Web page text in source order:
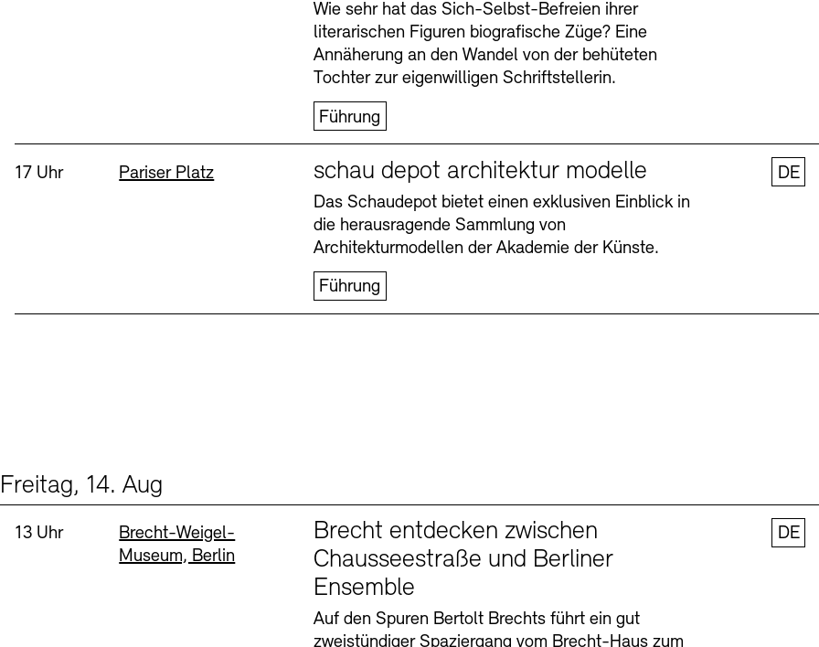
Wie sehr hat das Sich-Selbst-Befreien ihrer
literarischen Figuren biografische Züge? Eine
Annäherung an den Wandel von der behüteten
Tochter zur eigenwilligen Schriftstellerin.
Führung
Uhrzeit:
17 Uhr Standort
Pariser Platz schau depot architektur modelle
Das Schaudepot bietet einen exklusiven Einblick in
die herausragende Sammlung von
Architekturmodellen der Akademie der Künste.
Führung
DE
Freitag, 14. Aug
Uhrzeit:
13 Uhr Standort
Brecht-Weigel-
Museum, Berlin
Brecht entdecken zwischen
Chausseestraße und Berliner
Ensemble
Auf den Spuren Bertolt Brechts führt ein gut
zweistündiger Spaziergang vom Brecht-Haus zum
DE